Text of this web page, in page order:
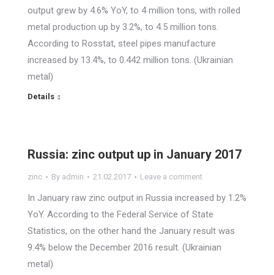
output grew by 4.6% YoY, to 4 million tons, with rolled
metal production up by 3.2%, to 4.5 million tons.
According to Rosstat, steel pipes manufacture
increased by 13.4%, to 0.442 million tons. (Ukrainian
metal)
Details
Russia: zinc output up in January 2017
zinc By admin 21.02.2017 Leave a comment
In January raw zinc output in Russia increased by 1.2%
YoY. According to the Federal Service of State
Statistics, on the other hand the January result was
9.4% below the December 2016 result. (Ukrainian
metal)